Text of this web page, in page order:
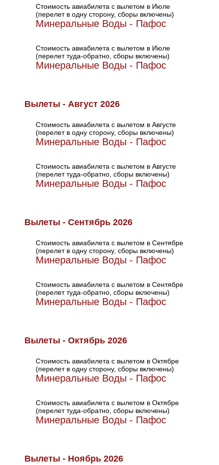
Стоимость авиабилета с вылетом в Июле
(перелет в одну сторону, сборы включены)
Минеральные Воды - Пафос
Стоимость авиабилета с вылетом в Июле
(перелет туда-обратно, сборы включены)
Минеральные Воды - Пафос
Вылеты - Август 2026
Стоимость авиабилета с вылетом в Августе
(перелет в одну сторону, сборы включены)
Минеральные Воды - Пафос
Стоимость авиабилета с вылетом в Августе
(перелет туда-обратно, сборы включены)
Минеральные Воды - Пафос
Вылеты - Сентябрь 2026
Стоимость авиабилета с вылетом в Сентябре
(перелет в одну сторону, сборы включены)
Минеральные Воды - Пафос
Стоимость авиабилета с вылетом в Сентябре
(перелет туда-обратно, сборы включены)
Минеральные Воды - Пафос
Вылеты - Октябрь 2026
Стоимость авиабилета с вылетом в Октябре
(перелет в одну сторону, сборы включены)
Минеральные Воды - Пафос
Стоимость авиабилета с вылетом в Октябре
(перелет туда-обратно, сборы включены)
Минеральные Воды - Пафос
Вылеты - Ноябрь 2026